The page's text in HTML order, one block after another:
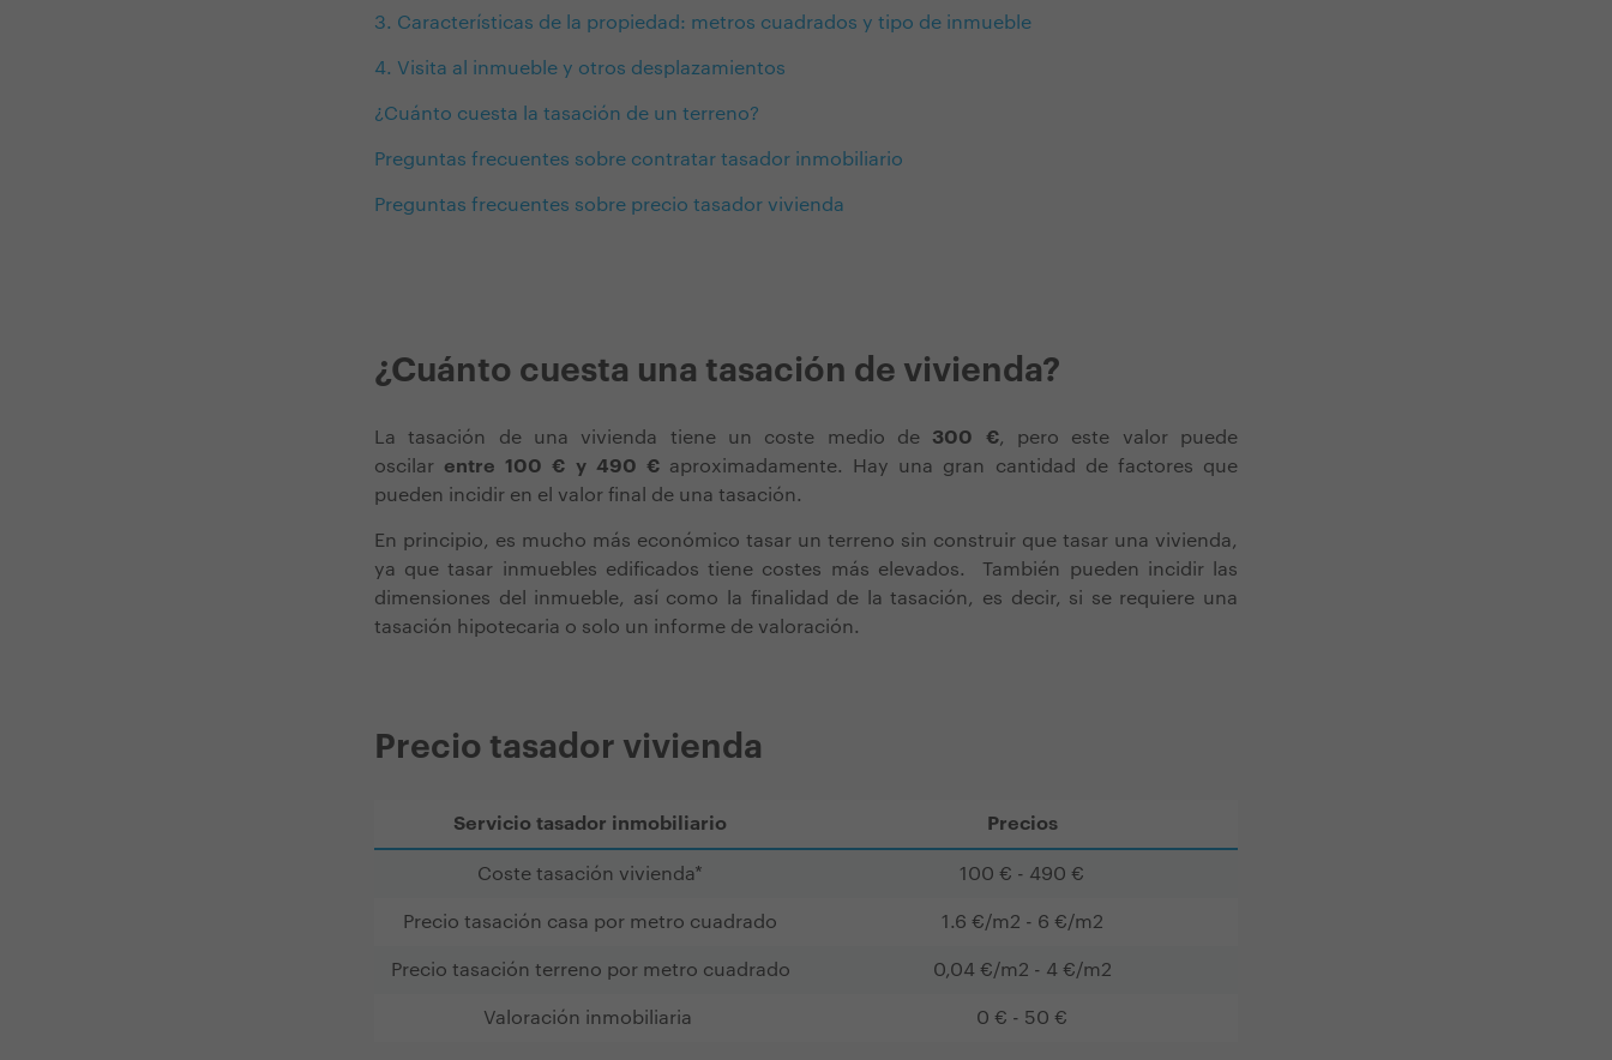
3. Características de la propiedad: metros cuadrados y tipo de inmueble
4. Visita al inmueble y otros desplazamientos
¿Cuánto cuesta la tasación de un terreno?
Preguntas frecuentes sobre contratar tasador inmobiliario
Preguntas frecuentes sobre precio tasador vivienda
¿Cuánto cuesta una tasación de vivienda?
La tasación de una vivienda tiene un coste medio de 300 €, pero este valor puede
oscilar entre 100 € y 490 € aproximadamente. Hay una gran cantidad de factores que
pueden incidir en el valor final de una tasación.
En principio, es mucho más económico tasar un terreno sin construir que tasar una vivienda,
ya que tasar inmuebles edificados tiene costes más elevados. También pueden incidir las
dimensiones del inmueble, así como la finalidad de la tasación, es decir, si se requiere una
tasación hipotecaria o solo un informe de valoración.
Precio tasador vivienda
Servicio tasador inmobiliario Precios
Coste tasación vivienda* 100 € - 490 €
Precio tasación casa por metro cuadrado 1.6 €/m2 - 6 €/m2
Precio tasación terreno por metro cuadrado 0,04 €/m2 - 4 €/m2
Valoración inmobiliaria 0 € - 50 €